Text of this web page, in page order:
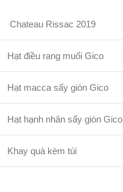
Chateau Rissac 2019
Hạt điều rang muối Gico
Hạt macca sấy giòn Gico
Hạt hạnh nhân sấy giòn Gico
Khay quà kèm túi